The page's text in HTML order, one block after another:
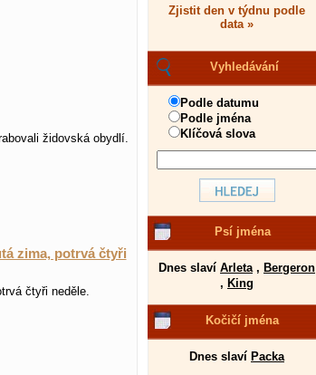
židovská obydlí.
zima, potrvá čtyři
čtyři neděle.
Zjistit den v týdnu podle
data »
Vyhledávání
Podle datumu
Podle jména
Klíčová slova
Psí jména
Dnes slaví Arleta, Bergeron
, King
Kočičí jména
Dnes slaví Packa